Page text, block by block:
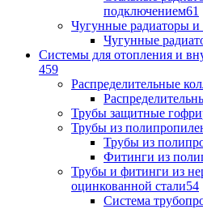
подключением61
Чугунные радиаторы
Чугунные
Системы для отопления и
459
Распределительные
Трубы защитные
Трубы из
Трубы из
Фитинги из
Трубы и фитинги из
оцинкованной стали54
Система